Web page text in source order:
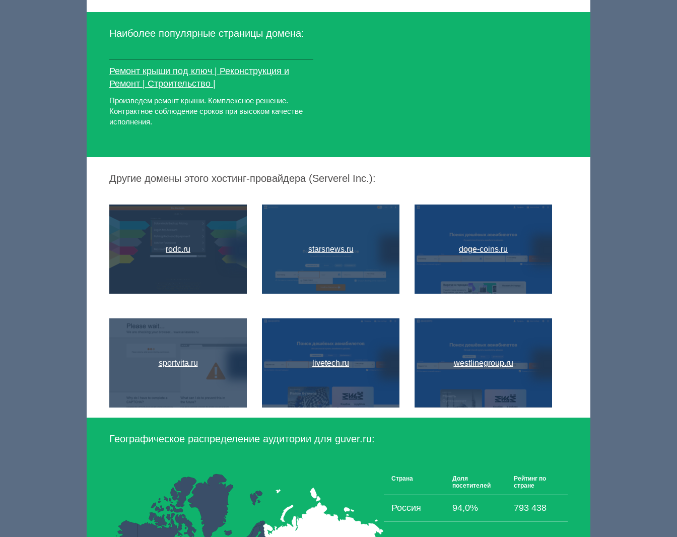
Наиболее популярные страницы домена:
Ремонт крыши под ключ | Реконструкция и
Ремонт | Строительство |
Произведем ремонт крыши. Комплексное решение.
Контрактное соблюдение сроков при высоком качестве
исполнения.
Другие домены этого хостинг-провайдера (Serverel Inc.):
rodc.ru
sportvita.ru
starsnews.ru
livetech.ru
doge-coins.ru
westlinegroup.ru
Географическое распределение аудитории для guver.ru:
Страна
Доля
посетителей
Рейтинг по
стране
Россия 94,0% 793 438